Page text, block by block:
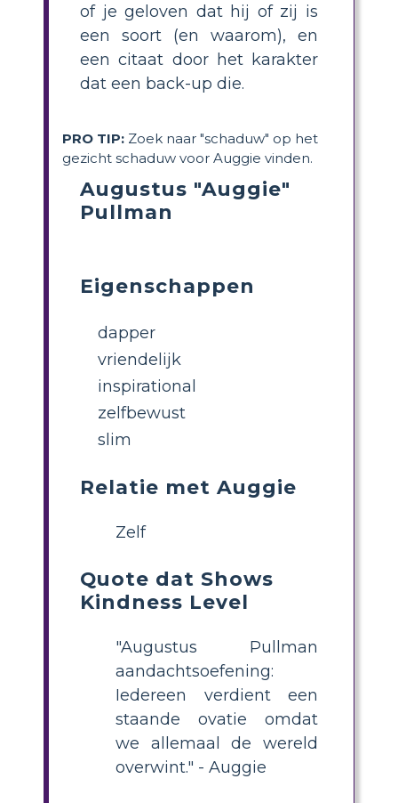
of je geloven dat hij of zij is
een soort (en waarom), en
een citaat door het karakter
dat een back-up die.
PRO TIP: Zoek naar "schaduw" op het
gezicht schaduw voor Auggie vinden.
Augustus "Auggie"
Pullman
Eigenschappen
dapper
vriendelijk
inspirational
zelfbewust
slim
Relatie met Auggie
Zelf
Quote dat Shows
Kindness Level
"Augustus Pullman
aandachtsoefening:
Iedereen verdient een
staande ovatie omdat
we allemaal de wereld
overwint." - Auggie